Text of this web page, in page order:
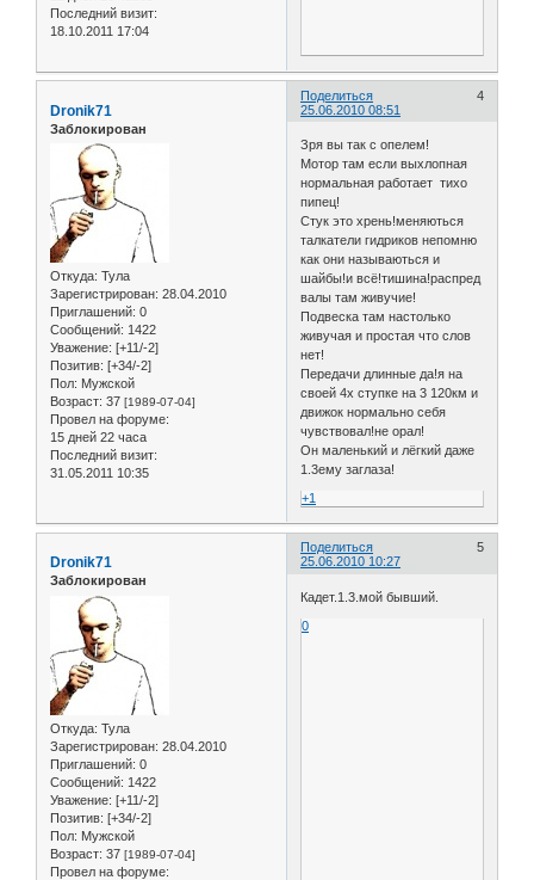
Последний визит:
18.10.2011 17:04
Поделиться
4
25.06.2010 08:51
Dronik71
Заблокирован
Откуда: Тула
Зарегистрирован: 28.04.2010
Приглашений: 0
Сообщений: 1422
Уважение: [+11/-2]
Позитив: [+34/-2]
Пол: Мужской
Возраст: 37 [1989-07-04]
Провел на форуме:
15 дней 22 часа
Последний визит:
31.05.2011 10:35
Зря вы так с опелем!
Мотор там если выхлопная
нормальная работает тихо
пипец!
Стук это хрень!меняються
талкатели гидриков непомню
как они называються и
шайбы!и всё!тишина!распред
валы там живучие!
Подвеска там настолько
живучая и простая что слов
нет!
Передачи длинные да!я на
своей 4х ступке на 3 120км и
движок нормально себя
чувствовал!не орал!
Он маленький и лёгкий даже
1.3ему заглаза!
+1
Поделиться
5
25.06.2010 10:27
Dronik71
Заблокирован
Откуда: Тула
Зарегистрирован: 28.04.2010
Приглашений: 0
Сообщений: 1422
Уважение: [+11/-2]
Позитив: [+34/-2]
Пол: Мужской
Возраст: 37 [1989-07-04]
Провел на форуме:
Кадет.1.3.мой бывший.
0